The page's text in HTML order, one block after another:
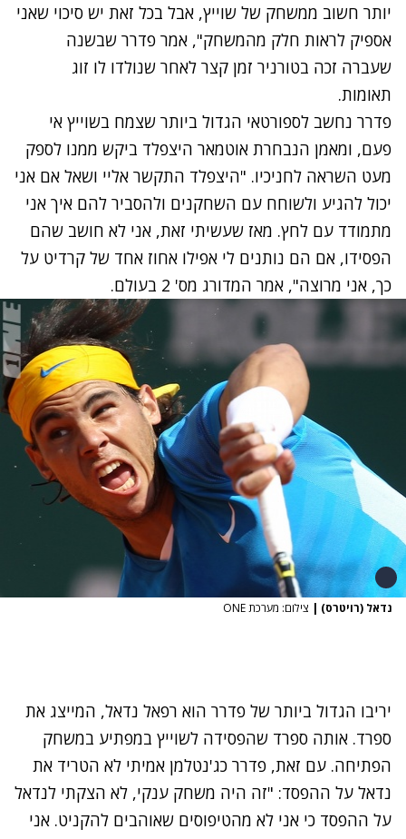
יותר חשוב ממשחק של שוייץ, אבל בכל זאת יש סיכוי שאני
אספיק לראות חלק מהמשחק", אמר פדרר שבשנה
שעברה זכה בטורניר זמן קצר לאחר שנולדו לו זוג
תאומות.
פדרר נחשב לספורטאי הגדול ביותר שצמח בשוייץ אי
פעם, ומאמן הנבחרת אוטמאר היצפלד ביקש ממנו לספק
מעט השראה לחניכיו. "היצפלד התקשר אליי ושאל אם אני
יכול להגיע ולשוחח עם השחקנים ולהסביר להם איך אני
מתמודד עם לחץ. מאז שעשיתי זאת, אני לא חושב שהם
הפסידו, אם הם נותנים לי אפילו אחוז אחד של קרדיט על
כך, אני מרוצה", אמר המדורג מס' 2 בעולם.
נדאל (רויטרס) | צילום: מערכת ONE
יריבו הגדול ביותר של פדרר הוא רפאל נדאל, המייצג את
ספרד. אותה ספרד שהפסידה לשוייץ במפתיע במשחק
הפתיחה. עם זאת, פדרר כג'נטלמן אמיתי לא הטריד את
נדאל על ההפסד: "זה היה משחק ענקי, לא הצקתי לנדאל
על ההפסד כי אני לא מהטיפוסים שאוהבים להקניט. אני